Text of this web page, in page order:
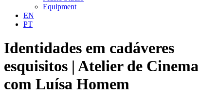
Equipment
EN
PT
Identidades em cadáveres
esquisitos | Atelier de Cinema
com Luísa Homem